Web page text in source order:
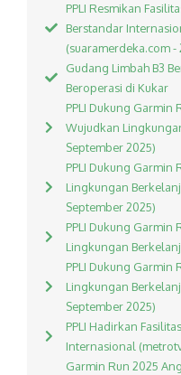
PPLI Resmikan
Berstandar
(suaramerdeka.com -
Gudang Limbah B3
Beroperasi di Kukar
PPLI Dukung Garmin
Wujudkan
September 2025)
PPLI Dukung Garmin
Lingkungan
September 2025)
PPLI Dukung Garmin
Lingkungan
PPLI Dukung Garmin
Lingkungan
September 2025)
PPLI Hadirkan
Internasional
Garmin Run 2025